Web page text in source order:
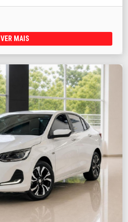
VER MAIS